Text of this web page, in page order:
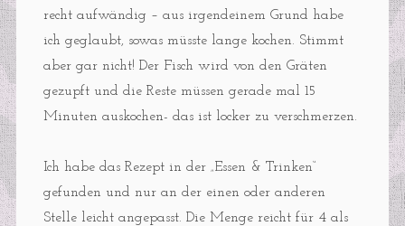
recht aufwändig – aus irgendeinem Grund habe
ich geglaubt, sowas müsste lange kochen. Stimmt
aber gar nicht! Der Fisch wird von den Gräten
gezupft und die Reste müssen gerade mal 15
Minuten auskochen- das ist locker zu verschmerzen.
Ich habe das Rezept in der „Essen & Trinken“
gefunden und nur an der einen oder anderen
Stelle leicht angepasst. Die Menge reicht für 4 als